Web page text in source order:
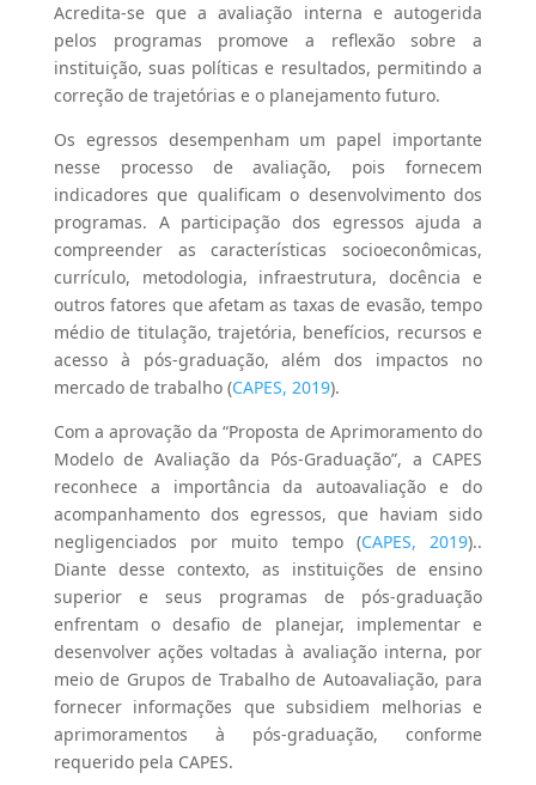
Acredita-se que a avaliação interna e autogerida
pelos programas promove a reflexão sobre a
instituição, suas políticas e resultados, permitindo a
correção de trajetórias e o planejamento futuro.
Os egressos desempenham um papel importante
nesse processo de avaliação, pois fornecem
indicadores que qualificam o desenvolvimento dos
programas. A participação dos egressos ajuda a
compreender as características socioeconômicas,
currículo, metodologia, infraestrutura, docência e
outros fatores que afetam as taxas de evasão, tempo
médio de titulação, trajetória, benefícios, recursos e
acesso à pós-graduação, além dos impactos no
mercado de trabalho (CAPES, 2019).
Com a aprovação da “Proposta de Aprimoramento do
Modelo de Avaliação da Pós-Graduação”, a CAPES
reconhece a importância da autoavaliação e do
acompanhamento dos egressos, que haviam sido
negligenciados por muito tempo (CAPES, 2019)..
Diante desse contexto, as instituições de ensino
superior e seus programas de pós-graduação
enfrentam o desafio de planejar, implementar e
desenvolver ações voltadas à avaliação interna, por
meio de Grupos de Trabalho de Autoavaliação, para
fornecer informações que subsidiem melhorias e
aprimoramentos à pós-graduação, conforme
requerido pela CAPES.